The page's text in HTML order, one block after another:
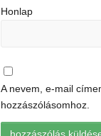
Honlap
A nevem, e-mail
hozzászólásomhoz.